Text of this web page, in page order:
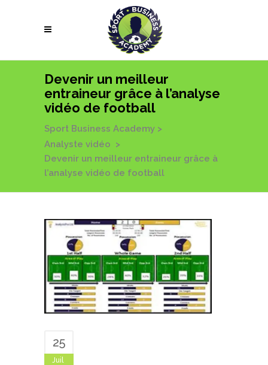
Devenir un meilleur
entraineur grâce à l’analyse
vidéo de football
Sport Business Academy >
Analyste vidéo >
Devenir un meilleur entraineur grâce à
l’analyse vidéo de football
25
Juil